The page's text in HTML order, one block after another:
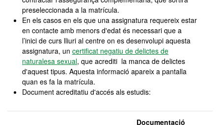
preseleccionada a la matrícula.
En els casos en els que una assignatura requereix estar
en contacte amb menors d'edat és necessari que a
l’inici de curs lliuri al centre on es desenvolupi aquesta
assignatura, un certificat negatiu de delictes de
naturalesa sexual, que acrediti la manca de delictes
d'aquest tipus. Aquesta informació apareix a pantalla
quan es fa la matrícula.
Document acreditatiu d'accés als estudis:
Documentació